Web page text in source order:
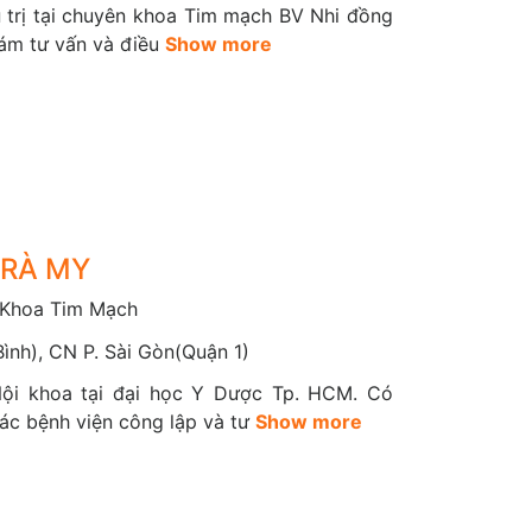
chứng của bệnh tim mạch, giảm thiểu sự tốn
viện, đặt stent, mổ tim,...)
ngũ y bác sĩ luôn tận tâm đồng hành cùng
tim mạch một cách toàn diện và hiệu quả.
y tế chăm sóc ngoại trú bệnh tim mạch cho
áp, đái tháo đường, béo phì.., phối hợp
tại chuyên khoa Tim mạch BV Nhi đồng
tư vấn và điềuShow more
MY
Tim Mạch
CN P. Sài Gòn(Quận 1)
khoa tại đại học Y Dược Tp. HCM. Có
bệnh viện công lập và tưShow more